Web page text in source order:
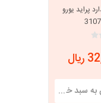
پراید یورو